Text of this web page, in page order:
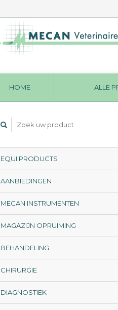
HOME ALLE
EQUI PRODUCTS
AANBIEDINGEN
MECAN INSTRUMENTEN
MAGAZIJN OPRUIMING
BEHANDELING
CHIRURGIE
DIAGNOSTIEK